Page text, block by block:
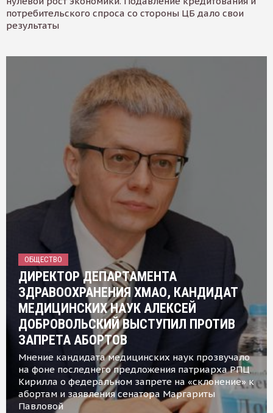
потребительского спроса со стороны ЦБ дало свои
результаты
ОБЩЕСТВО
ДИРЕКТОР ДЕПАРТАМЕНТА
ЗДРАВООХРАНЕНИЯ ХМАО, КАНДИДАТ
МЕДИЦИНСКИХ НАУК АЛЕКСЕЙ
ДОБРОВОЛЬСКИЙ ВЫСТУПИЛ ПРОТИВ
ЗАПРЕТА АБОРТОВ
Мнение кандидата медицинских наук прозвучало
на фоне последнего предложения патриарха РПЦ
Кирилла о федеральном запрете на «склонение» к
абортам и заявления сенатора Маргариты
Павловой